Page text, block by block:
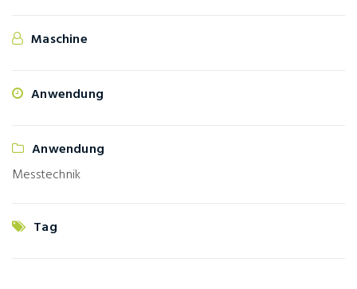
Maschine
Anwendung
Anwendung
Messtechnik
Tag